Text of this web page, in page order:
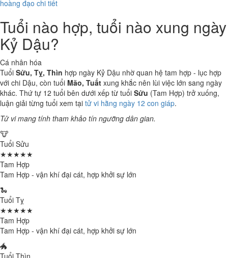
hoàng đạo chi tiết
Tuổi nào hợp, tuổi nào xung ngày
Kỷ Dậu?
Cá nhân hóa
Tuổi Sửu, Tỵ, Thìn hợp ngày Kỷ Dậu nhờ quan hệ tam hợp - lục hợp
với chi Dậu, còn tuổi Mão, Tuất xung khắc nên lùi việc lớn sang ngày
khác. Thứ tự 12 tuổi bên dưới xếp từ tuổi Sửu (Tam Hợp) trở xuống,
luận giải từng tuổi xem tại tử vi hằng ngày 12 con giáp.
Tử vi mang tính tham khảo tín ngưỡng dân gian.
🐮
Tuổi Sửu
★★★★★
Tam Hợp
Tam Hợp - vận khí đại cát, hợp khởi sự lớn
🐍
Tuổi Tỵ
★★★★★
Tam Hợp
Tam Hợp - vận khí đại cát, hợp khởi sự lớn
🐲
Tuổi Thìn